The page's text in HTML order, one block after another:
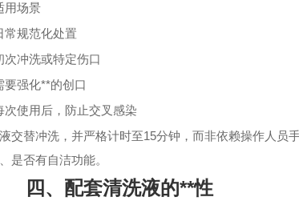
用场景
常规范化处置
次冲洗或特定伤口
要强化**的创口
次使用后，防止交叉感染
替冲洗，并严格计时至15分钟，而非依赖操作人员手
是否有自洁功能。
四、配套清洗液的**性